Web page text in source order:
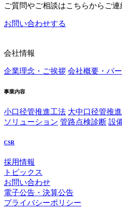
ご質問やご相談はこちらからご連
お問い合わせする
会社情報
企業理念・ご挨拶 会社概要・パ
事業内容
小口径管推進工法 大中口径管推
ソリューション 管路点検診断 設
CSR
採用情報
トピックス
お問い合わせ
電子公告・決算公告
プライバシーポリシー